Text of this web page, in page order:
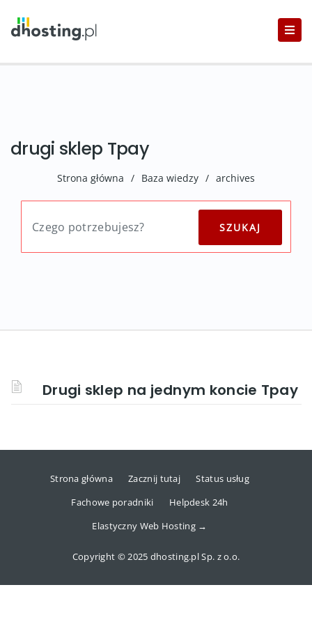
drugi sklep Tpay
Strona główna / Baza wiedzy / archives
Drugi sklep na jednym koncie Tpay
Strona główna Zacznij tutaj
Status usług
Fachowe poradniki
Helpdesk 24h
Elastyczny Web Hosting →
Copyright © 2025 dhosting.pl Sp. z o.o.